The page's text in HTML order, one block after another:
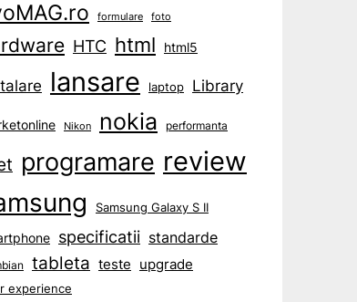
formulare foto
HTC html html5
lansare laptop Library
Nikon nokia performanta
programare review
Samsung Galaxy S II
specificatii standarde
tableta teste upgrade
experience